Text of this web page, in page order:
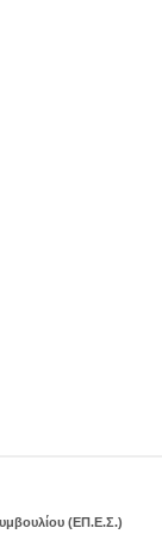
(ΕΠ.Ε.Σ.)